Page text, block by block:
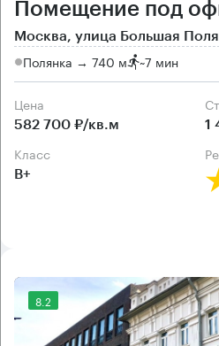
Помещение под
Москва, улица Большая
Полянка → 740 м ~7 мин
Цена
582 700 ₽/кв.м 1
класс
B+
8.2